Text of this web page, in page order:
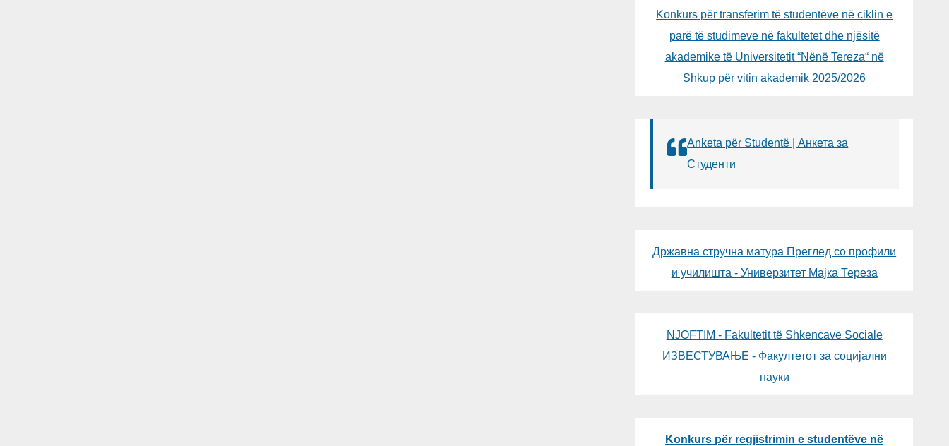
Konkurs për transferim të studentëve në ciklin e
parë të studimeve në fakultetet dhe njësitë
akademike të Universitetit “Nënë Tereza“ në
Shkup për vitin akademik 2025/2026
Anketa për Studentë | Анкета за
Студенти
Државна стручна матура Преглед со профили
и училишта - Универзитет Мајка Тереза
NJOFTIM - Fakultetit të Shkencave Sociale
ИЗВЕСТУВАЊЕ - Факултетот за социјални
науки
Konkurs për regjistrimin e studentëve në